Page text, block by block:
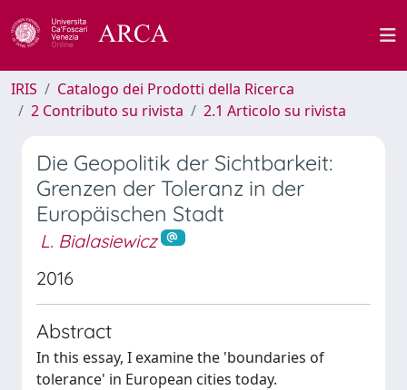
IRIS
Catalogo dei Prodotti della Ricerca
2 Contributo su rivista
2.1 Articolo su rivista
Die Geopolitik der Sichtbarkeit:
Grenzen der Toleranz in der
Europäischen Stadt
L. Bialasiewicz
2016
Abstract
In this essay, I examine the 'boundaries of
tolerance' in European cities today.